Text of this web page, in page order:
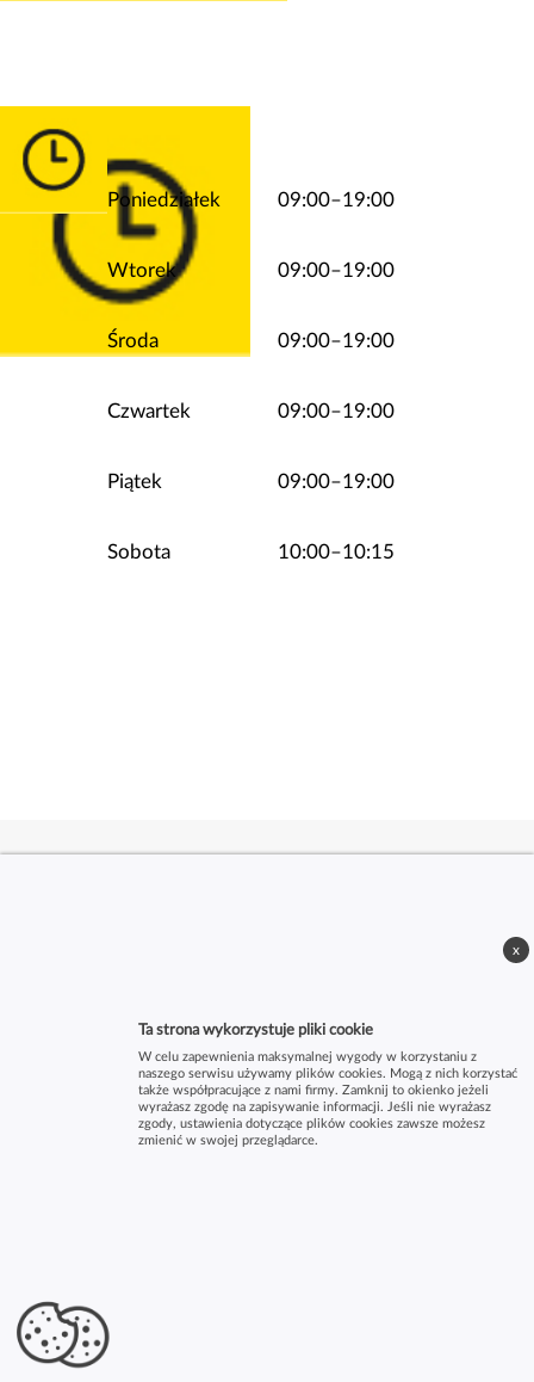
Poniedziałek 09:00–19:00
Wtorek 09:00–19:00
Środa 09:00–19:00
Czwartek 09:00–19:00
Piątek 09:00–19:00
Sobota 10:00–10:15
Ta strona wykorzystuje pliki cookie
W celu zapewnienia maksymalnej wygody w korzystaniu z
naszego serwisu używamy plików cookies. Mogą z nich korzystać
także współpracujące z nami firmy. Zamknij to okienko jeżeli
wyrażasz zgodę na zapisywanie informacji. Jeśli nie wyrażasz
zgody, ustawienia dotyczące plików cookies zawsze możesz
zmienić w swojej przeglądarce.
x